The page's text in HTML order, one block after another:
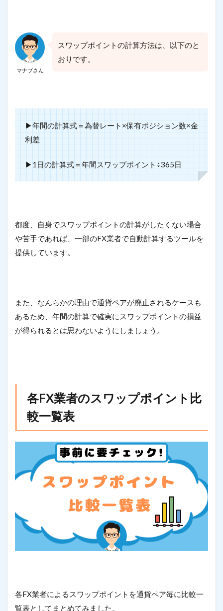
マナブさん
スワップポイントの計算方法は、以下のと
おりです。
▶︎年間の計算式＝為替レート×保有ポジション数×金
利差
▶︎1日の計算式＝年間スワップポイント÷365日
都度、自身でスワップポイントの計算がしたくない場合
や苦手であれば、一部のFX業者で自動計算するツールを
提供しています。
また、なんらかの理由で通貨ペアが廃止されるケースも
あるため、年間の計算で確実にスワップポイントの損益
が得られるとは思わないようにしましょう。
各FX業者のスワップポイント比
較一覧表
各FX業者によるスワップポイントを通貨ペア毎に比較一
覧表としてまとめてみました。